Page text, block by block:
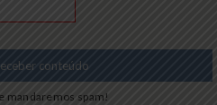
mandaremos spam!